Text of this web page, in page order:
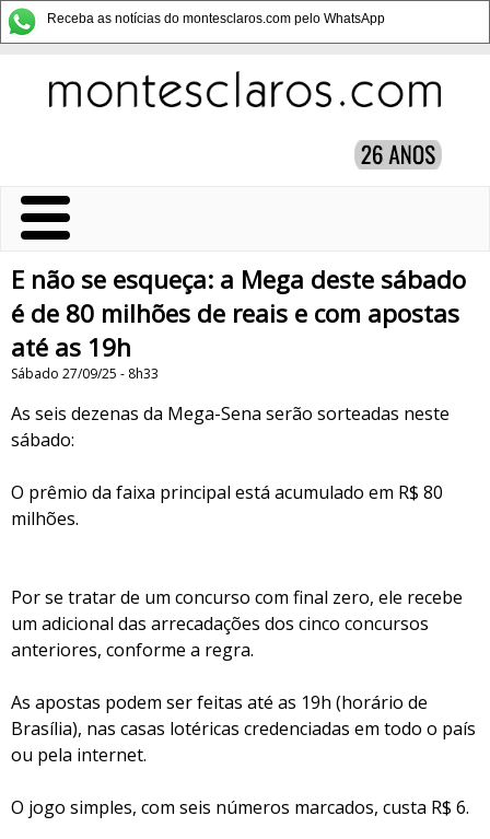
Receba as notícias do montesclaros.com pelo WhatsApp
E não se esqueça: a Mega deste sábado
é de 80 milhões de reais e com apostas
até as 19h
Sábado 27/09/25 - 8h33
As seis dezenas da Mega-Sena serão sorteadas neste
sábado:
O prêmio da faixa principal está acumulado em R$ 80
milhões.
Por se tratar de um concurso com final zero, ele recebe
um adicional das arrecadações dos cinco concursos
anteriores, conforme a regra.
As apostas podem ser feitas até as 19h (horário de
Brasília), nas casas lotéricas credenciadas em todo o país
ou pela internet.
O jogo simples, com seis números marcados, custa R$ 6.